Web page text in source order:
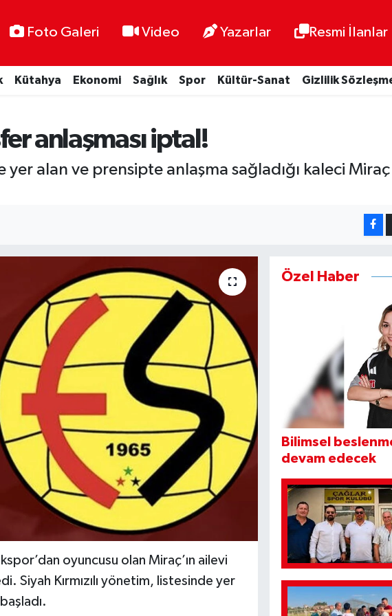
Foto Galeri Video Yazarlar Resmi İlanlar
Kütahya Ekonomi Sağlık Spor Kültür-Sanat Gizlilik
anlaşması iptal!
alan ve prensipte anlaşma sağladığı kaleci Miraç
oyuncusu olan Miraç’ın ailevi
Siyah Kırmızılı yönetim, listesinde yer
Özel Haber
Bilimsel
devam edecek